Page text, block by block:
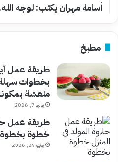
أسامة مهران يكتب: لوجه
مطبخ
طريقة عمل
بخطوات
منعشة
يوليو 7, 2026
طريقة عمل
خطوة بخطوة
يونيو 29, 2026